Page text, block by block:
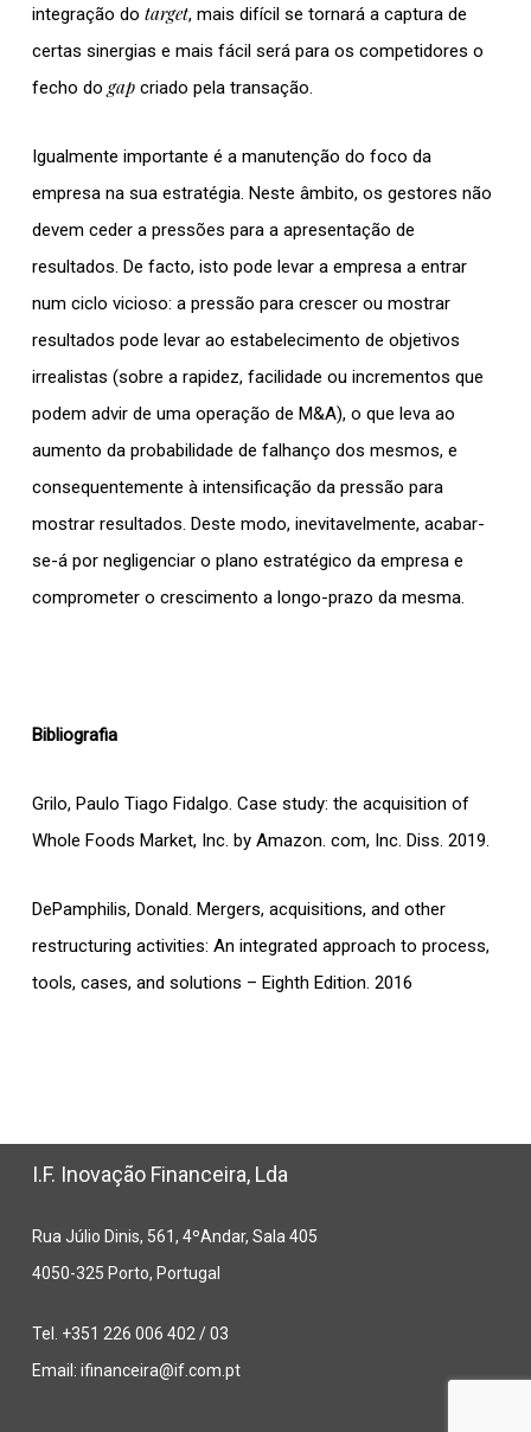
integração do target, mais difícil se tornará a captura de
certas sinergias e mais fácil será para os competidores o
fecho do gapcriado pela transação.
Igualmente importante é a manutenção do foco da
empresa na sua estratégia. Neste âmbito, os gestores não
devem ceder a pressões para a apresentação de
resultados. De facto, isto pode levar a empresa a entrar
num ciclo vicioso: a pressão para crescer ou mostrar
resultados pode levar ao estabelecimento de objetivos
irrealistas (sobre a rapidez, facilidade ou incrementos que
podem advir de uma operação de M&A), o que leva ao
aumento da probabilidade de falhanço dos mesmos, e
consequentemente à intensificação da pressão para
mostrar resultados. Deste modo, inevitavelmente, acabar-
se-á por negligenciar o plano estratégico da empresa e
comprometer o crescimento a longo-prazo da mesma.
Bibliografia
Grilo, Paulo Tiago Fidalgo. Case study: the acquisition of
Whole Foods Market, Inc. by Amazon. com, Inc. Diss. 2019.
DePamphilis, Donald. Mergers, acquisitions, and other
restructuring activities: An integrated approach to process,
tools, cases, and solutions – Eighth Edition. 2016
I.F. Inovação Financeira, Lda
Rua Júlio Dinis, 561, 4ºAndar, Sala 405
4050-325 Porto, Portugal
Tel. +351 226 006 402 / 03
Email: ifinanceira@if.com.pt